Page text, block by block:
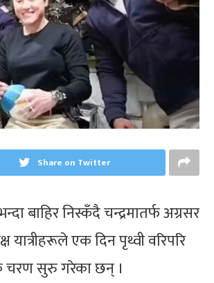
Share on Twitter
बाहिर निस्कँदै चन्द्रमातर्फ अग्रसर
यात्रीहरूले एक दिन पृथ्वी वरिपरि
चरण सुरु गरेका छन् ।